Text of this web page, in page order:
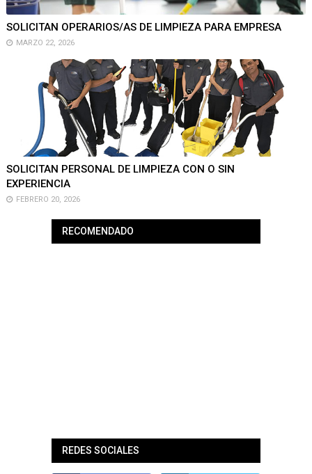
SOLICITAN OPERARIOS/AS DE LIMPIEZA PARA EMPRESA
MARZO 22, 2026
SOLICITAN PERSONAL DE LIMPIEZA CON O SIN
EXPERIENCIA
FEBRERO 20, 2026
RECOMENDADO
REDES SOCIALES